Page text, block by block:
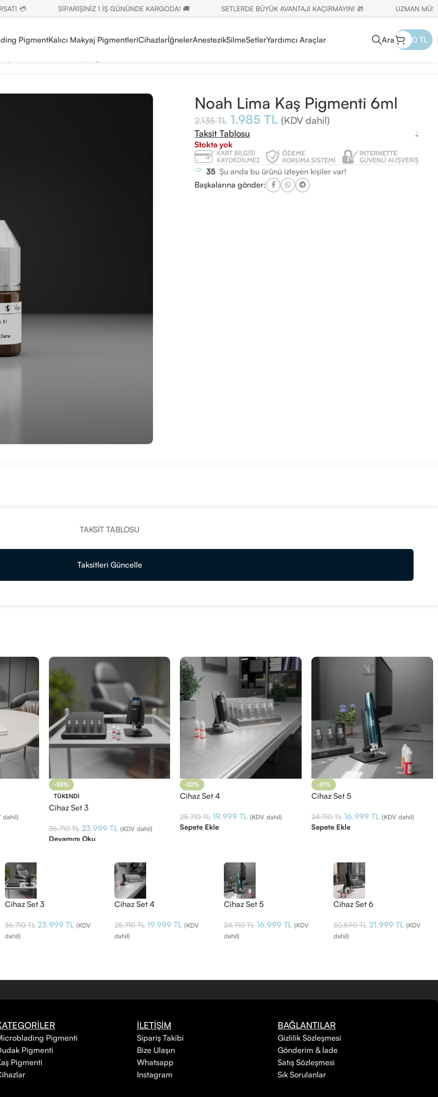
💳 SİPARİŞİNİZ 1 İŞ GÜNÜNDE KARGODA! 🚚 SETLERDE BÜYÜK AVANTAJI KAÇIRMAYIN! 🎁 UZMAN
PigmentKalıcı Makyaj PigmentleriCihazlarİğnelerAnestezikSilmeSetlerYardımcı Araçlar Ara 0 TL
Noah Lima Kaş Pigmenti 6ml
2.135TL 1.985TL (KDV dahil)
Taksit Tablosu
Stokta yok
35 Şu anda bu ürünü izleyen kişiler var!
Başkalarına gönder:
TAKSIT TABLOSU
Taksitleri Güncelle
dahil)
-35%
TÜKENDI
Cihaz Set 3
36.710TL 23.999 TL (KDV dahil)
Devamını Oku
-22%
Cihaz Set 4
25.710TL 19.999TL (KDV dahil)
Sepete Ekle
-31%
Cihaz Set 5
24.710TL 16.999TL (KDV dahil)
Sepete Ekle
Cihaz Set 3
36.710TL 23.999 TL (KDV
dahil)
Cihaz Set 4
25.710TL 19.999 TL (KDV
dahil)
Cihaz Set 5
24.710TL 16.999 TL (KDV
dahil)
Cihaz Set 6
30.590TL 21.999 TL (KDV
dahil)
Pigmenti
Pigmenti
Pigmenti
İLETİŞİM
Sipariş Takibi
Bize Ulaşın
Whatsapp
Instagram
BAĞLANTILAR
Gizlilik Sözleşmesi
Gönderim & İade
Satış Sözleşmesi
Sık Sorulanlar